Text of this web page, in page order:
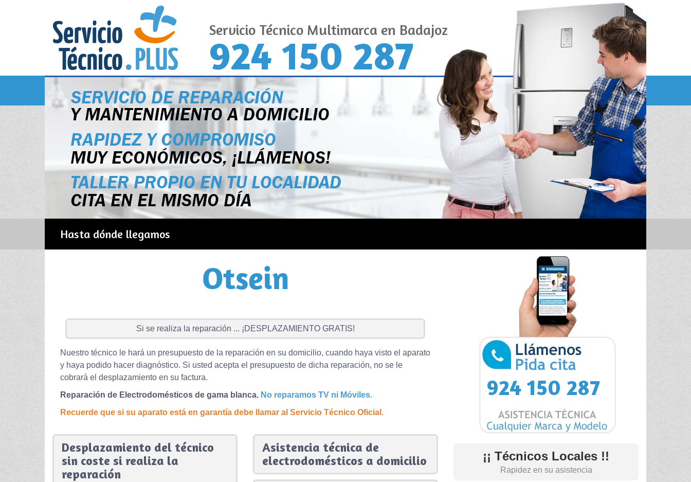
Servicio Técnico Multimarca en Badajoz
924 150 287
Hasta dónde llegamos
Si se realiza la reparación ... ¡DESPLAZAMIENTO GRATIS!
Nuestro técnico le hará un presupuesto de la reparación en su domicilio, cuando haya visto el aparato
y haya podido hacer diagnóstico. Si usted acepta el presupuesto de dicha reparación, no se le
cobrará el desplazamiento en su factura.
Reparación de Electrodomésticos de gama blanca. No reparamos TV ni Móviles.
Recuerde que si su aparato está en garantía debe llamar al Servicio Técnico Oficial.
Desplazamiento del técnico
sin coste si realiza la
reparación
Asistencia técnica de
electrodomésticos a domicilio
924 150 287
¡¡ Técnicos Locales !!
Rapidez en su asistencia